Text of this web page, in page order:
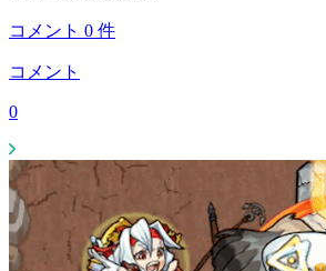
コメント 0 件
コメント
0